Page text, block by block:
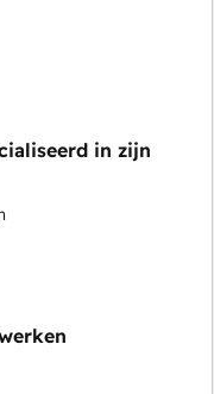
in zijn